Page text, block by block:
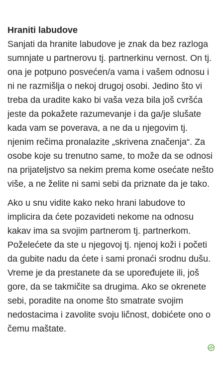
Hraniti labudove
Sanjati da hranite labudove je znak da bez razloga
sumnjate u partnerovu tj. partnerkinu vernost. On tj.
ona je potpuno posvećen/a vama i vašem odnosu i
ni ne razmišlja o nekoj drugoj osobi. Jedino što vi
treba da uradite kako bi vaša veza bila još cvršća
jeste da pokažete razumevanje i da ga/je slušate
kada vam se poverava, a ne da u njegovim tj.
njenim rečima pronalazite „skrivena značenja“. Za
osobe koje su trenutno same, to može da se odnosi
na prijateljstvo sa nekim prema kome osećate nešto
više, a ne želite ni sami sebi da priznate da je tako.
Ako u snu vidite kako neko hrani labudove to
implicira da ćete pozavideti nekome na odnosu
kakav ima sa svojim partnerom tj. partnerkom.
Poželećete da ste u njegovoj tj. njenoj koži i početi
da gubite nadu da ćete i sami pronaći srodnu dušu.
Vreme je da prestanete da se upoređujete ili, još
gore, da se takmičite sa drugima. Ako se okrenete
sebi, poradite na onome što smatrate svojim
nedostacima i zavolite svoju ličnost, dobićete ono o
čemu maštate.